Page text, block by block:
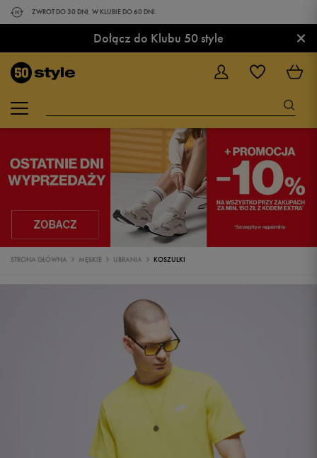
ZWROT DO 30 DNI. W KLUBIE DO 60 DNI.
Dołącz do Klubu 50 style ×
STRONA GŁÓWNA MĘSKIE UBRANIA KOSZULKI